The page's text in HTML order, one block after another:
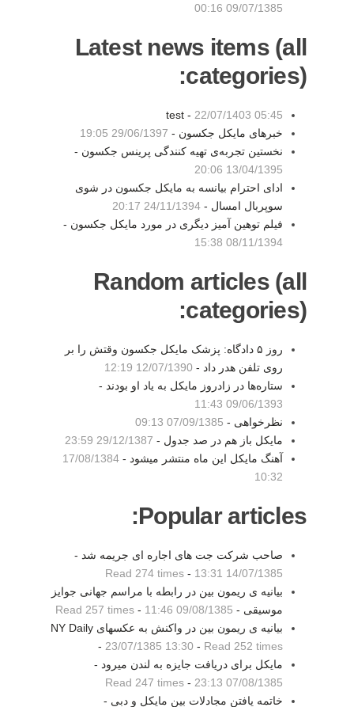
09/07/1385 00:16
Latest news items (all
categories):
test - 22/07/1403 05:45
خبرهای مایکل جکسون - 29/06/1397 19:05
نخستین تجربه‌ی تهیه کنندگی پرینس جکسون -
13/04/1395 20:06
ادای احترام بیانسه به مایکل جکسون در شوی
سوپربال امسال - 24/11/1394 20:17
فیلم توهین آمیز دیگری در مورد مایکل جکسون -
08/11/1394 15:38
Random articles (all
categories):
روز ۵ دادگاه: پزشک مایکل جکسون وقتش را بر
روی تلفن هدر داد - 12/07/1390 12:19
ستاره‌ها در زادروز مایکل به یاد او بودند -
09/06/1393 11:43
نظرخواهی - 07/09/1385 09:13
مایکل باز هم در صد جدول - 29/12/1387 23:59
آهنگ مايكل اين ماه منتشر ميشود - 17/08/1384
10:32
Popular articles:
صاحب شرکت جت های اجاره ای جریمه شد -
14/07/1385 13:31
-
Read 274 times
بیانیه ی ریمون بین در رابطه با مراسم جهانی جوایز
موسیقی - 09/08/1385 11:46
-
Read 257 times
بیانیه ی ریمون بین در واکنش به عکسهای NY Daily
- 23/07/1385 13:30 - Read 252 times
مایکل برای دریافت جایزه به لندن میرود -
07/08/1385 23:13
-
Read 247 times
خاتمه یافتن مجادلات بین مایکل و دبی -